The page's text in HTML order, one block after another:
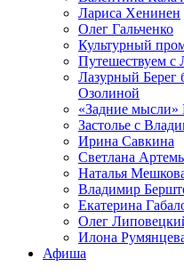
Лариса Хенинен
Олег Гальченко
Культурный
Путешествуем с
Лазурный Берег
Озолиной
«Задние
Застолье с
Ирина Савкина
Светлана
Наталья
Владимир
Екатерина
Олег
Илона
Афиша